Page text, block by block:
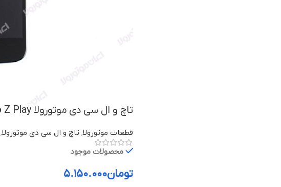
تاچ و ال سی دی موتورولا Moto Z Play با گارانتی
قطعات موتورولا, تاچ و ال سی دی موتورولا,
محصولات موجود
تومان۵.۱۵۰.۰۰۰